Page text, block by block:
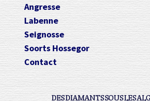
Angresse
Labenne
Seignosse
Soorts Hossegor
Contact
DES DIAMANTS SOUS LES